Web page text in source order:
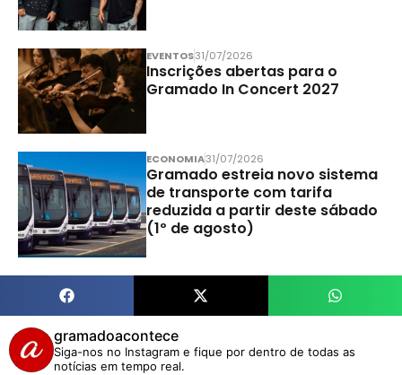
EVENTOS31/07/2026
Inscrições abertas para o
Gramado In Concert 2027
ECONOMIA31/07/2026
Gramado estreia novo sistema
de transporte com tarifa
reduzida a partir deste sábado
(1º de agosto)
gramadoacontece
Siga-nos no Instagram e fique por dentro de todas as
notícias em tempo real.